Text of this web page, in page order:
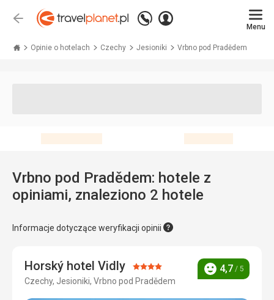
Wstecz
Zadzwoń
+48 71 771 76 55
Zaloguj
Menu
Opinie o hotelach Czechy Jesioniki Vrbno pod Pradědem
Vrbno pod Pradědem: hotele z
opiniami, znaleziono 2 hotele
Informacje dotyczące weryfikacji opinii
Horský hotel Vidly Ocena:
4/5
Czechy, Jesioniki, Vrbno pod Pradědem
Ocena
4,7 / 5